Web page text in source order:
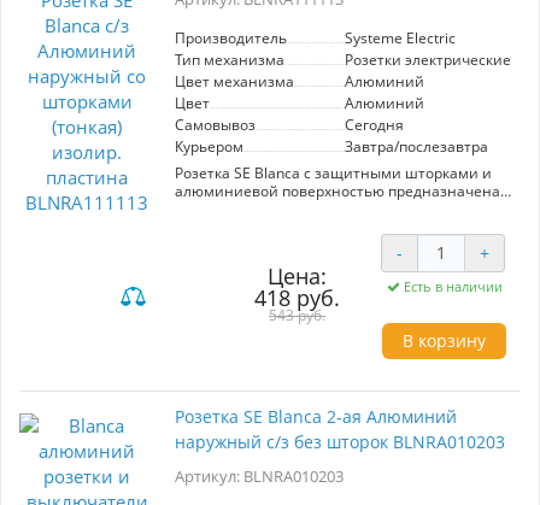
Производитель
Systeme Electric
Тип механизма
Розетки электрические
Цвет механизма
Алюминий
Цвет
Алюминий
Самовывоз
Сегодня
Курьером
Завтра/послезавтра
Розетка SE Blanca с защитными шторками и
алюминиевой поверхностью предназначена
изолирующей пластине. Идеально подходит
для использования в жилых и коммерческих
помещениях. Элегантный дизайн в
алюминиевом цвете гармонично вписывается
Цена:
418 руб.
543 руб.
- +
Есть в наличии
В корзину
Розетка SE Blanca 2-ая Алюминий
наружный с/з без шторок BLNRA010203
Артикул: BLNRA010203